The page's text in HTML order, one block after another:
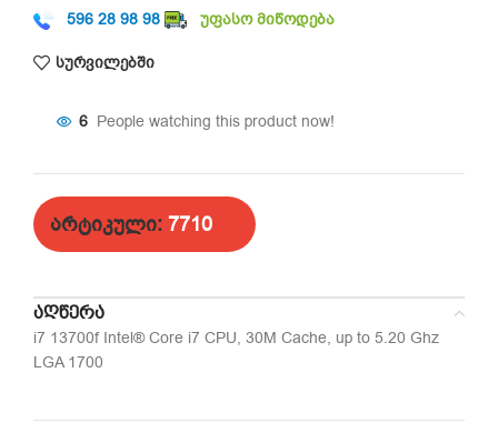
596 28 98 98 უფასო მიწოდება
სურვილებში
9 People watching this product now!
არტიკული: 7710
ᲐᲦᲬᲔᲠᲐ
i7 13700f Intel® Core i7 CPU, 30M Cache, up to 5.20 Ghz
LGA 1700